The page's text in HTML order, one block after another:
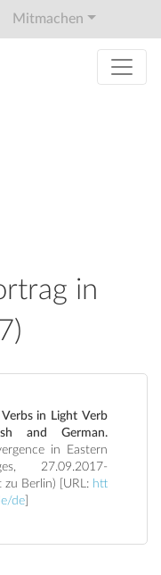
Mitmachen
in
in Light Verb
and German.
in Eastern
27.09.2017-
29.09.2017, Humboldt-Universität zu Berlin) [URL: htt
de